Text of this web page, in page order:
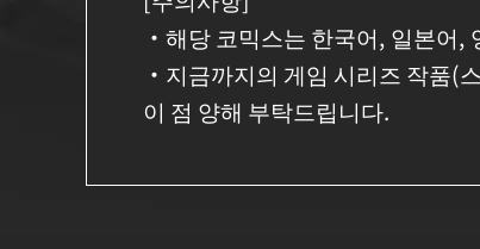
・해당 코믹스는 한국어, 일본어,
・지금까지의 게임 시리즈 작품(
이 점 양해 부탁드립니다.